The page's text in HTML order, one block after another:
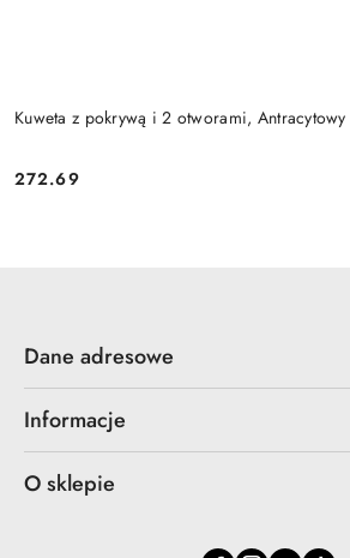
Kuweta z pokrywą i 2 otworami,
Cena:
272.69
Dane adresowe
Informacje
O sklepie